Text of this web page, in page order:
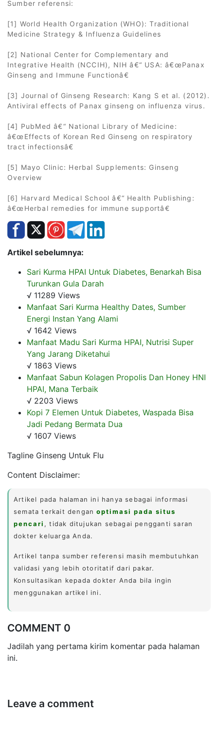
Sumber referensi:
[1] World Health Organization (WHO): Traditional
Medicine Strategy & Influenza Guidelines
[2] National Center for Complementary and
Integrative Health (NCCIH), NIH â€“ USA: â€œPanax
Ginseng and Immune Functionâ€
[3] Journal of Ginseng Research: Kang S et al. (2012).
Antiviral effects of Panax ginseng on influenza virus.
[4] PubMed â€“ National Library of Medicine:
â€œEffects of Korean Red Ginseng on respiratory
tract infectionsâ€
[5] Mayo Clinic: Herbal Supplements: Ginseng
Overview
[6] Harvard Medical School â€“ Health Publishing:
â€œHerbal remedies for immune supportâ€
Artikel sebelumnya:
Sari Kurma HPAI Untuk Diabetes, Benarkah Bisa
Turunkan Gula Darah
√ 11289 Views
Manfaat Sari Kurma Healthy Dates, Sumber
Energi Instan Yang Alami
√ 1642 Views
Manfaat Madu Sari Kurma HPAI, Nutrisi Super
Yang Jarang Diketahui
√ 1863 Views
Manfaat Sabun Kolagen Propolis Dan Honey HNI
HPAI, Mana Terbaik
√ 2203 Views
Kopi 7 Elemen Untuk Diabetes, Waspada Bisa
Jadi Pedang Bermata Dua
√ 1607 Views
Tagline Ginseng Untuk Flu
Content Disclaimer:
Artikel pada halaman ini hanya sebagai informasi
semata terkait denganoptimasi pada situs
pencari , tidak ditujukan sebagai pengganti saran
dokter keluarga Anda.
Artikel tanpa sumber referensi masih membutuhkan
validasi yang lebih otoritatif dari pakar.
Konsultasikan kepada dokter Anda bila ingin
menggunakan artikel ini.
COMMENT 0
Jadilah yang pertama kirim komentar pada halaman
ini.
Leave a comment